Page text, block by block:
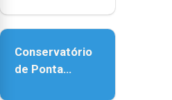
acessibilidade
Conservatório
de Ponta